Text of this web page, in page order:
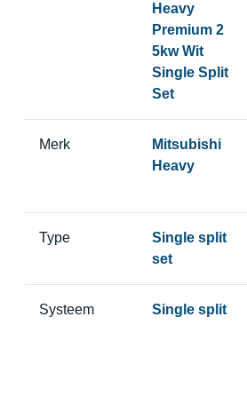
Heavy
Premium 2
5kw Wit
Single Split
Set
Merk
Mitsubishi
Heavy
Type
Single split
set
Systeem Single split